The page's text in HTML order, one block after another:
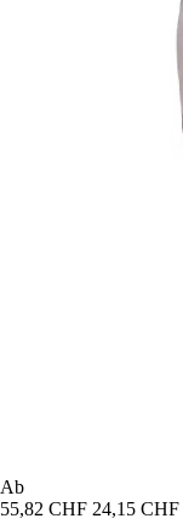
Ab
55,82 CHF 24,15 CHF